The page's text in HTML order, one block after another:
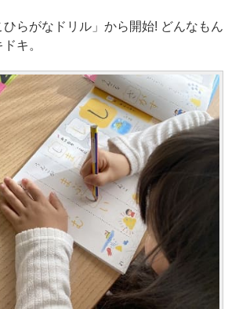
らがなドリル」から開始! どんなもん
キ。